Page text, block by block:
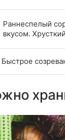
Раннеспелый
вкусом. Хрусткий
Быстрое